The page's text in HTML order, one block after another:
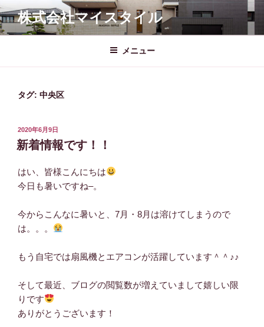
コ
ン
テ
株式会社マイスタイル
メニュー
タグ: 中央区
投
稿
日:
2020年6月9日
新着情報です！！
はい、皆様こんにちは
今日も暑いですね–。
今からこんなに暑いと、7月・8月は溶けてしまうので
は。。。
もう自宅では扇風機とエアコンが活躍しています＾＾♪♪
そして最近、ブログの閲覧数が増えていまして嬉しい限
りです
ありがとうございます！